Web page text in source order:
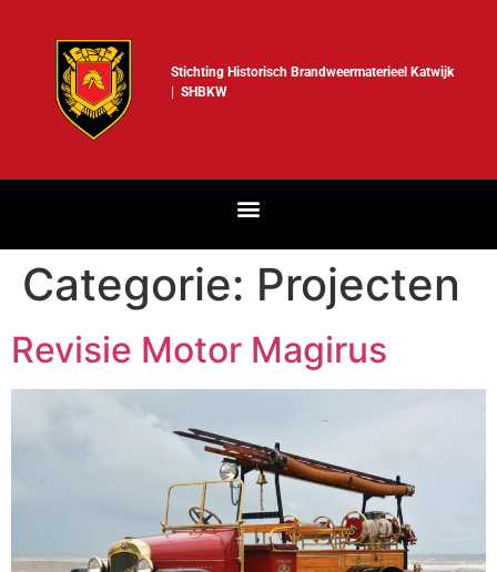
Stichting Historisch Brandweermaterieel Katwijk
| SHBKW
Categorie: Projecten
Revisie Motor Magirus